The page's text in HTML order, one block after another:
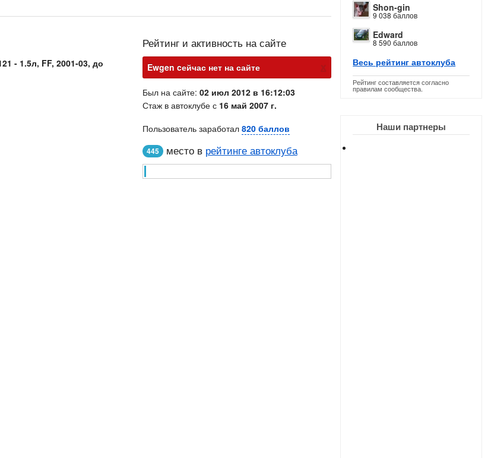
Shon-gin
9 038 баллов
Edward
8 590 баллов
Весь рейтинг автоклуба
Рейтинг составляется согласно
правилам сообщества.
Наши партнеры
- 1.5л, FF, 2001-03, до
Рейтинг и активность на сайте
Ewgen cейчас нет на сайте х
Был на сайте: 02 июл 2012 в 16:12:03
Стаж в автоклубе с 16 май 2007 г.
Пользователь заработал 820 баллов
445 место в рейтинге автоклуба